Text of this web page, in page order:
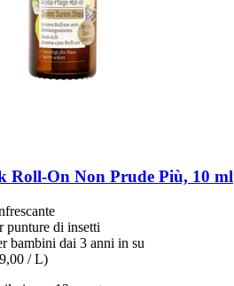
Roll-​On Non Prude Più, 10 ml
punture di insetti
bambini dai 3 anni in su
/ L)